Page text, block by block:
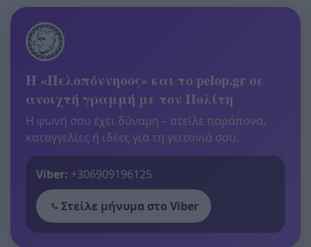
Η «Πελοπόννησος» και το pelop.gr σε
ανοιχτή γραμμή με τον Πολίτη
Η φωνή σου έχει δύναμη – στείλε παράπονα,
καταγγελίες ή ιδέες για τη γειτονιά σου.
Viber: +306909196125
Στείλε μήνυμα στο Viber